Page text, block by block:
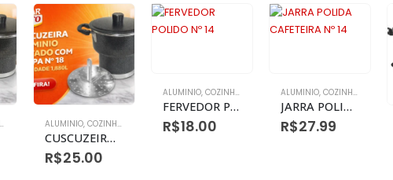
,CUSCUZEIRAS
ALUMINIO, COZINHA DIVERSOS ,CUSCUZEIRAS
CUSCUZEIRO 18 S/F CRAQUELADO
R$25.00
ALUMINIO, COZINHA DIVERSOS ,CUSCUZEIRAS
FERVEDOR POLIDO Nº 14
R$18.00
ALUMINIO, COZINHA DIVERSOS
JARRA POLIDA CAFETEIRA Nº 14
R$27.99